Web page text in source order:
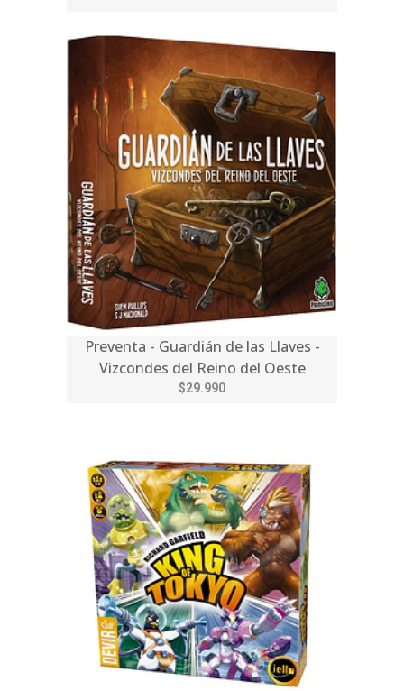
Preventa - Guardián de las Llaves -
Vizcondes del Reino del Oeste
$29.990